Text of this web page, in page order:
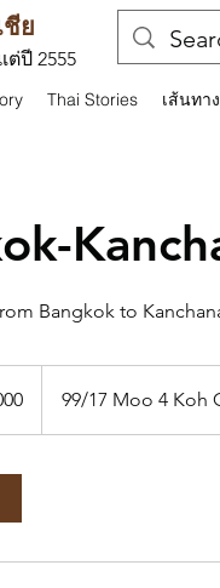
ชีย
ต่ปี 2555
Thai Stories เส้นทาง
Bangkok to
99/17 Moo 4 Koh